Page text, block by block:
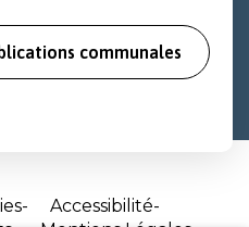
communales
Accessibilité